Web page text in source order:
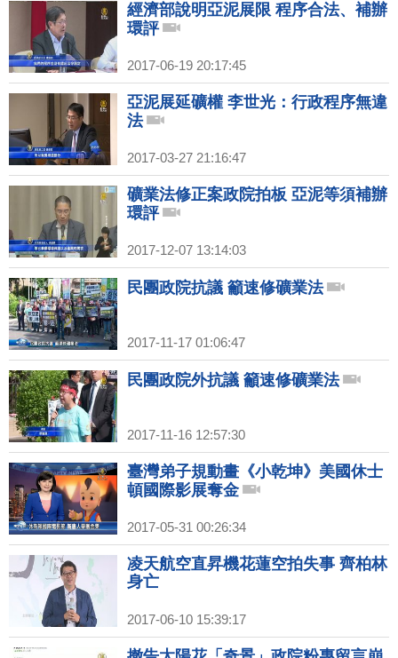
經濟部說明亞泥展限 程序合法、補辦
環評
2017-06-19 20:17:45
亞泥展延礦權 李世光：行政程序無違
法
2017-03-27 21:16:47
礦業法修正案政院拍板 亞泥等須補辦
環評
2017-12-07 13:14:03
民團政院抗議 籲速修礦業法
2017-11-17 01:06:47
民團政院外抗議 籲速修礦業法
2017-11-16 12:57:30
臺灣弟子規動畫《小乾坤》美國休士
頓國際影展奪金
2017-05-31 00:26:34
凌天航空直昇機花蓮空拍失事 齊柏林
身亡
2017-06-10 15:39:17